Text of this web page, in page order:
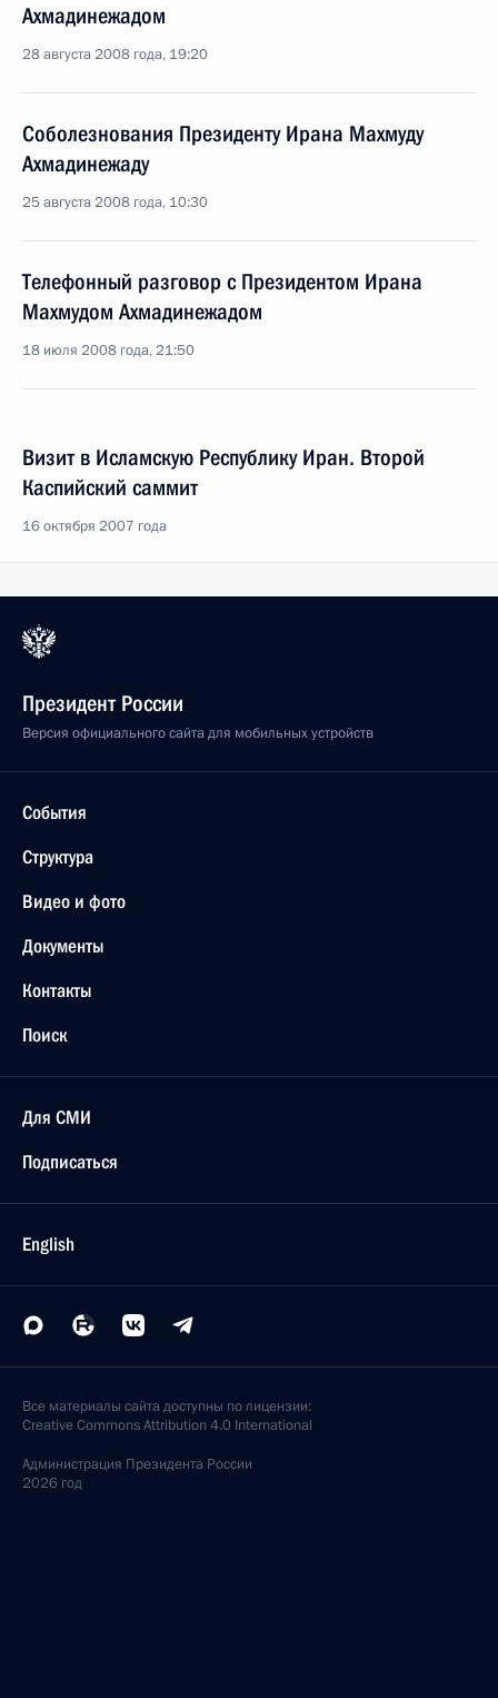
Ахмадинежадом
28 августа 2008 года, 19:20
Соболезнования Президенту Ирана Махмуду
Ахмадинежаду
25 августа 2008 года, 10:30
Телефонный разговор с Президентом Ирана
Махмудом Ахмадинежадом
18 июля 2008 года, 21:50
Визит в Исламскую Республику Иран. Второй
Каспийский саммит
16 октября 2007 года
Президент России
Версия официального сайта для мобильных устройств
События
Структура
Видео и фото
Документы
Контакты
Поиск
Для СМИ
Подписаться
English
Все материалы сайта доступны по лицензии:
Creative Commons Attribution 4.0 International
Администрация Президента России
2026 год